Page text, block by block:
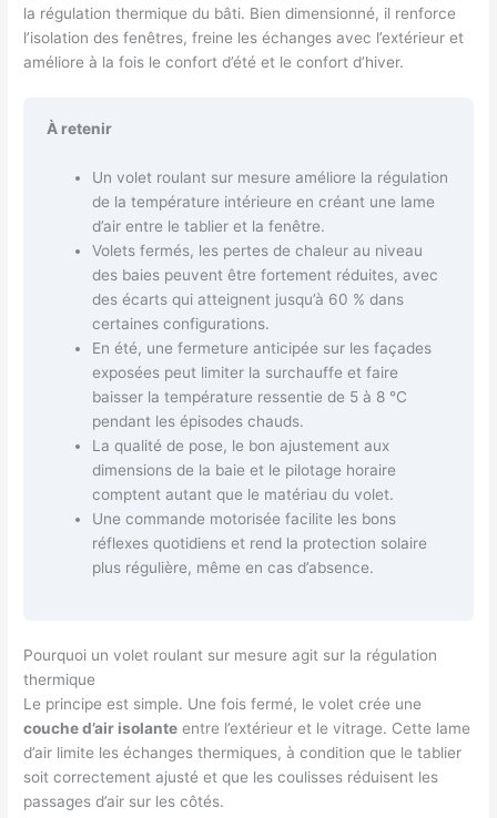
la régulation thermique du bâti. Bien dimensionné, il renforce
l’isolation des fenêtres, freine les échanges avec l’extérieur et
améliore à la fois le confort d’été et le confort d’hiver.
À retenir
Un volet roulant sur mesure améliore la régulation
de la température intérieure en créant une lame
d’air entre le tablier et la fenêtre.
Volets fermés, les pertes de chaleur au niveau
des baies peuvent être fortement réduites, avec
des écarts qui atteignent jusqu’à 60 % dans
certaines configurations.
En été, une fermeture anticipée sur les façades
exposées peut limiter la surchauffe et faire
baisser la température ressentie de 5 à 8 °C
pendant les épisodes chauds.
La qualité de pose, le bon ajustement aux
dimensions de la baie et le pilotage horaire
comptent autant que le matériau du volet.
Une commande motorisée facilite les bons
réflexes quotidiens et rend la protection solaire
plus régulière, même en cas d’absence.
Pourquoi un volet roulant sur mesure agit sur la régulation
thermique
Le principe est simple. Une fois fermé, le volet crée une
couche d’air isolante entre l’extérieur et le vitrage. Cette lame
d’air limite les échanges thermiques, à condition que le tablier
soit correctement ajusté et que les coulisses réduisent les
passages d’air sur les côtés.